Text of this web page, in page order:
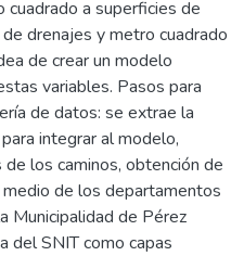
a superficies de
drenajes y metro cuadrado
de crear un modelo
variables. Pasos para
de datos: se extrae la
integrar al modelo,
los caminos, obtención de
de los departamentos
Municipalidad de Pérez
del SNIT como capas